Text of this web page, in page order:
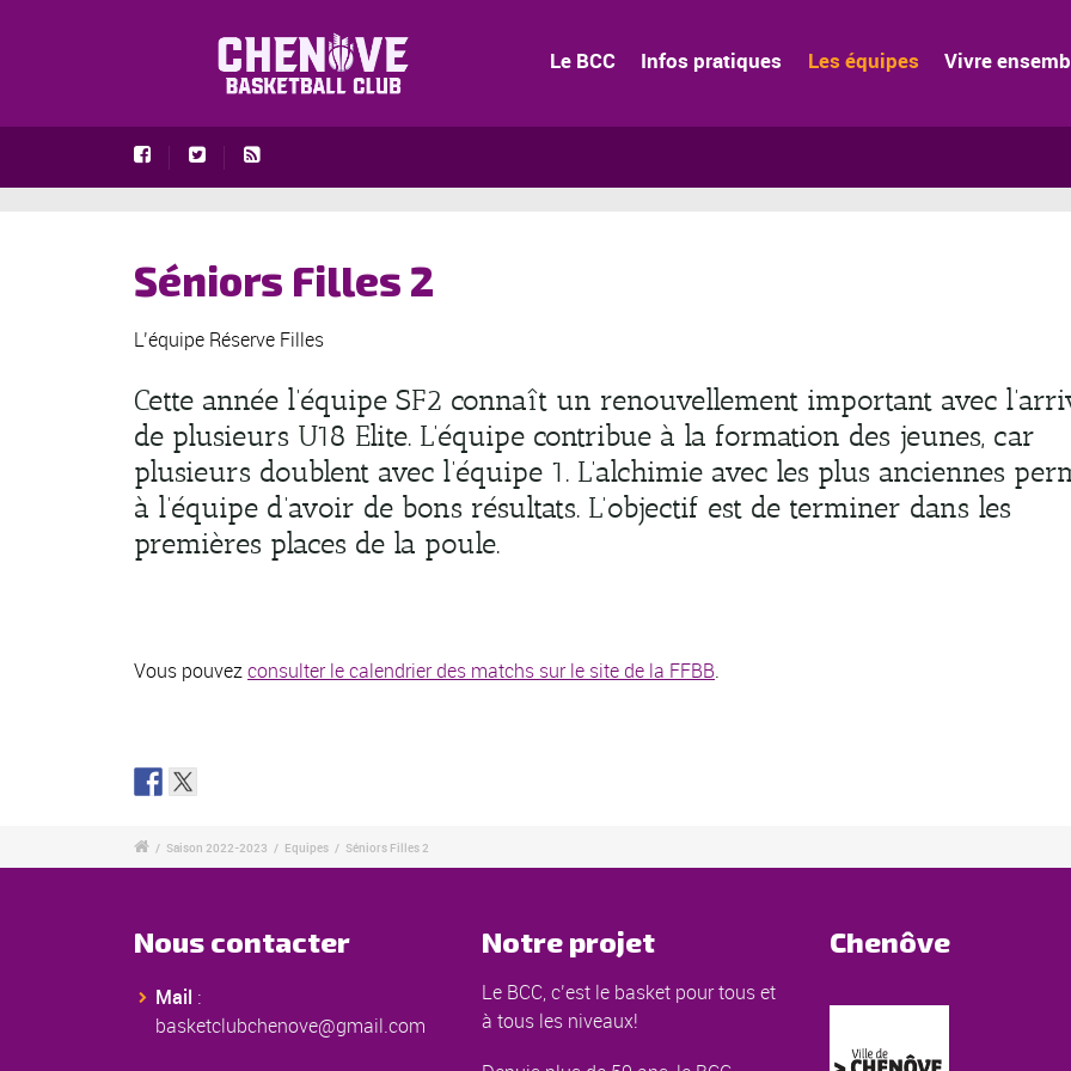
Le BCC Infos pratiques Les équipes Vivre
Séniors Filles 2
L’équipe Réserve Filles
Cette année l’équipe SF2 connaît un renouvellement important avec
de plusieurs U18 Elite. L’équipe contribue à la formation des jeunes, car
plusieurs doublent avec l’équipe 1. L’alchimie avec les plus anciennes
à l’équipe d’avoir de bons résultats. L’objectif est de terminer dans les
premières places de la poule.
Vous pouvezconsulter le calendrier des matchs sur le site de la FFBB.
/ Saison 2022-2023 / Equipes / Séniors Filles 2
Nous contacter
Mail :
basketclubchenove@gmail.com
Notre projet
Le BCC, c’est le basket pour tous et
à tous les niveaux!
Chenôve